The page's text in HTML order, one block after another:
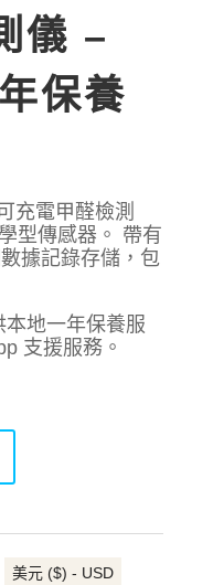
儀 –
保養
充電甲醛檢測
型傳感器。 帶有
據記錄存儲，包
地一年保養服
支援服務。
美元 ($) - USD